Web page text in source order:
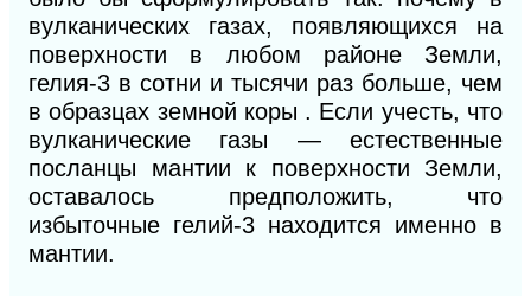
вулканических газах, появляющихся на
поверхности в любом районе Земли,
гелия-3 в сотни и тысячи раз больше, чем
в образцах земной коры . Если учесть, что
вулканические газы — естественные
посланцы мантии к поверхности Земли,
оставалось предположить, что
избыточные гелий-3 находится именно в
мантии.